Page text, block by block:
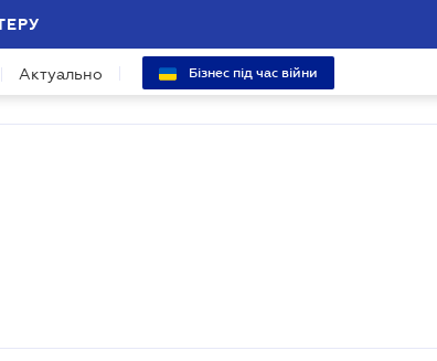
Актуально Бізнес під час війни